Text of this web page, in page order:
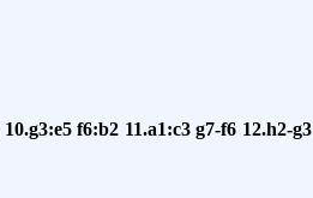
10.g3:e5 f6:b2 11.a1:c3 g7-f6 12.h2-g3